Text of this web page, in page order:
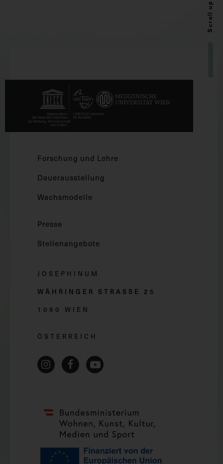
Scroll up
Forschung und Lehre
Dauerausstellung
Wachsmodelle
Presse
Stellenangebote
JOSEPHINUM
WÄHRINGER STRASSE 2 5
1090 WIEN
ÖSTERREICH